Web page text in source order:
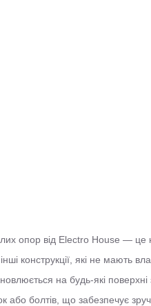
опор від Electro House — це
конструкції, які не мають
на будь-які поверхні
або болтів, що забезпечує